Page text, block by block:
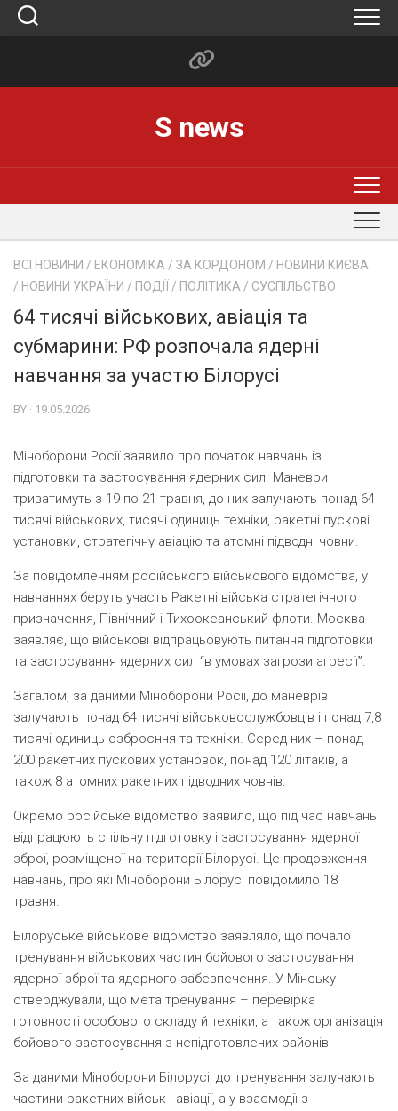
Skip
S news
ВСІ НОВИНИ / ЕКОНОМІКА / ЗА КОРДОНОМ / НОВИНИ КИЄВА
/ НОВИНИ УКРАЇНИ / ПОДІЇ / ПОЛІТИКА / СУСПІЛЬСТВО
64 тисячі військових, авіація та
субмарини: РФ розпочала ядерні
навчання за участю Білорусі
BY · 19.05.2026
Міноборони Росії заявило про початок навчань із
підготовки та застосування ядерних сил. Маневри
триватимуть з 19 по 21 травня, до них залучають понад 64
тисячі військових, тисячі одиниць техніки, ракетні пускові
установки, стратегічну авіацію та атомні підводні човни.
За повідомленням російського військового відомства, у
навчаннях беруть участь Ракетні війська стратегічного
призначення, Північний і Тихоокеанський флоти. Москва
заявляє, що військові відпрацьовують питання підготовки
та застосування ядерних сил “в умовах загрози агресії”.
Загалом, за даними Міноборони Росії, до маневрів
залучають понад 64 тисячі військовослужбовців і понад 7,8
тисячі одиниць озброєння та техніки. Серед них – понад
200 ракетних пускових установок, понад 120 літаків, а
також 8 атомних ракетних підводних човнів.
Окремо російське відомство заявило, що під час навчань
відпрацюють спільну підготовку і застосування ядерної
зброї, розміщеної на території Білорусі. Це продовження
навчань, про які Міноборони Білорусі повідомило 18
травня.
Білоруське військове відомство заявляло, що почало
тренування військових частин бойового застосування
ядерної зброї та ядерного забезпечення. У Мінську
стверджували, що мета тренування – перевірка
готовності особового складу й техніки, а також організація
бойового застосування з непідготовлених районів.
За даними Міноборони Білорусі, до тренування залучають
частини ракетних військ і авіації, а у взаємодії з